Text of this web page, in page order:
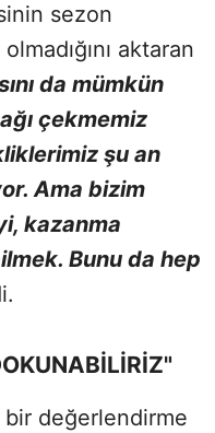
sezon
aktaran
da mümkün
çekmemiz
şu an
Ama bizim
kazanma
Bunu da hep
değerlendirme